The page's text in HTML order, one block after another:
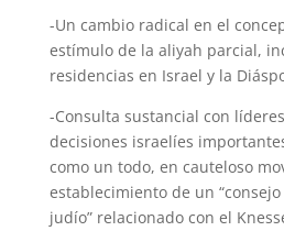
-Un cambio radical en el
estímulo de la aliyah parcial,
residencias en Israel y la
-Consulta sustancial con
decisiones israelíes
como un todo, en cauteloso
establecimiento de un
judío” relacionado con el